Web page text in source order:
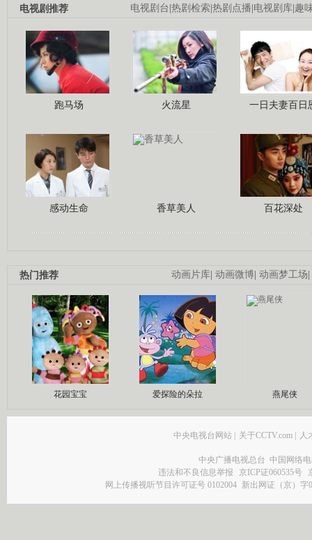
电视剧台|热剧检索|热剧点播|电视剧库|趣
电视剧推荐
跑马场 火流星 一日夫妻百日
感动生命 香草美人 百花深处
动画片库| 动画微博| 动画梦工场|
热门推荐
花园宝宝 爱探险的朵拉 燕尾侠
中央电视台网站 | 关于CCTV.com | 人
中央广播电视总台 中国网络
违法和不良信息举报
京ICP证060535号
网上传播视听节目许可证号 0102004 新出网证（京）